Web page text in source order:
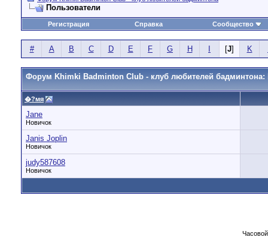
Пользователи
Регистрация Справка Сообщество
# A B C D E F G H [J] K
Форум Khimki Badminton Club - клуб любителей бадминтона:
�?мя
Jane
Новичок
Janis Joplin
Новичок
judy587608
Новичок